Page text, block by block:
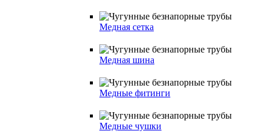
Медная сетка
Медная шина
Медные фитинги
Медные чушки